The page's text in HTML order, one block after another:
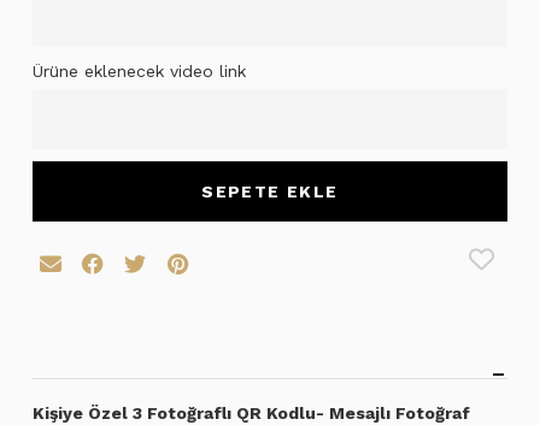
Ürüne eklenecek video link
SEPETE EKLE
Kişiye Özel 3 Fotoğraflı QR Kodlu- Mesajlı Fotoğraf